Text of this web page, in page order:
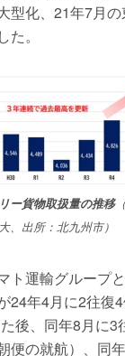
型化、21年7月の
。
ー貨物取扱量の推移
、出所：北九州市）
ト運輸グループ
24年4月に2往復
後、同年8月に
便の就航）、同